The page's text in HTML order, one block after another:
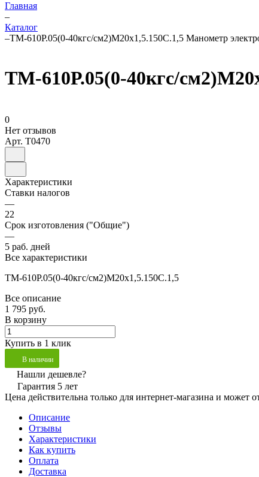
Главная
–
Каталог
–ТМ-610Р.05(0-40кгс/см2)М20х1,5.150С.1,5 Манометр
ТМ-610Р.05(0-40кгс/
0
Нет отзывов
Арт. T0470
Характеристики
Ставки налогов
—
22
Срок изготовления ("Общие")
—
5 раб. дней
Все характеристики
ТМ-610Р.05(0-40кгс/см2)М20х1,5.150С.1,5
Все описание
1 795 руб.
В корзину
Купить в 1 клик
В наличии
Нашли дешевле?
Гарантия 5 лет
Цена действительна только для интернет-магазина и может
Описание
Отзывы
Характеристики
Как купить
Оплата
Доставка